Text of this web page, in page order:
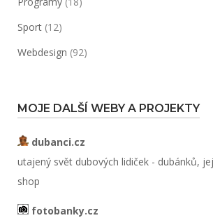
Sport (12)
Webdesign (92)
MOJE DALŠÍ WEBY A PROJEKTY
dubanci.cz
utajený svět dubových lidiček - dubánků,
shop
fotobanky.cz